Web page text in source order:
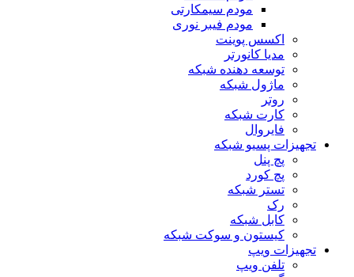
مودم سیمکارتی
مودم فیبر نوری
اکسس پوینت
مدیا کانورتر
توسعه دهنده شبکه
ماژول شبکه
روتر
کارت شبکه
فایروال
تجهیزات پسیو شبکه
پچ پنل
پچ کورد
تستر شبکه
رک
کابل شبکه
کیستون و سوکت شبکه
تجهیزات ویپ
تلفن ویپ